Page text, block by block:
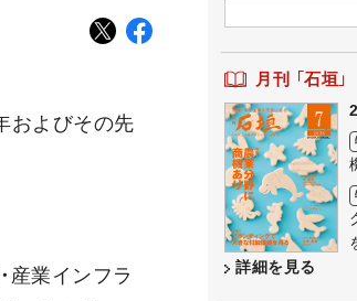
およびその先
産業インフラ
月刊 「石垣」
詳細を見る